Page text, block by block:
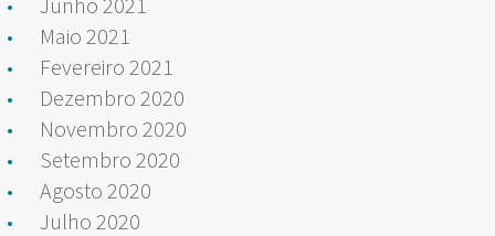
Maio 2021
Fevereiro 2021
Dezembro 2020
Novembro 2020
Setembro 2020
Agosto 2020
Julho 2020